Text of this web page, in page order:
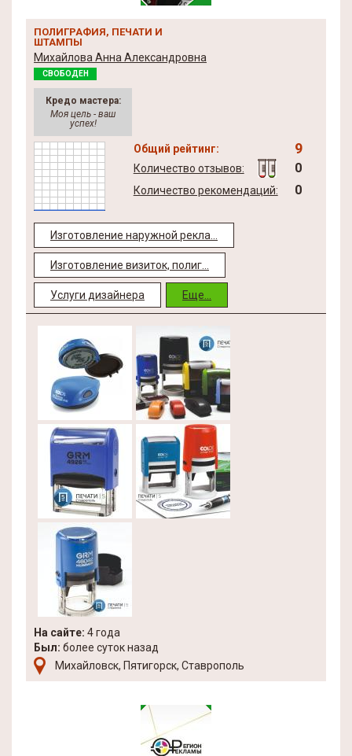
ПОЛИГРАФИЯ, ПЕЧАТИ И
ШТАМПЫ
Михайлова Анна Александровна
СВОБОДЕН
Кредо мастера:
Моя цель - ваш
успех!
Общий рейтинг: 9
Количество отзывов: 0
Количество рекомендаций: 0
Изготовление наружной рекла...
Изготовление визиток, полиг...
Услуги дизайнера Еще...
На сайте: 4 года
Был: более суток назад
Михайловск, Пятигорск, Ставрополь